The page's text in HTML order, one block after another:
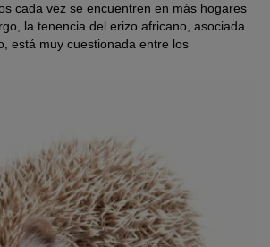
cada vez se encuentren en más hogares
la tenencia del erizo africano, asociada
está muy cuestionada entre los